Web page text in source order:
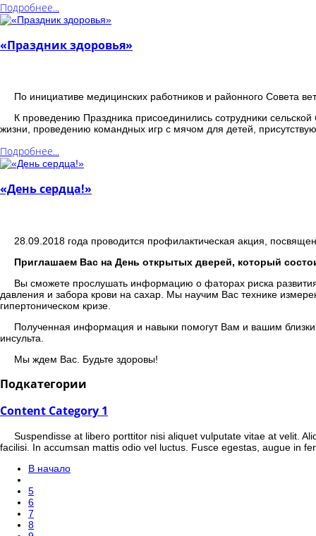
Подробнее...
«Праздник здоровья»
По инициативе медицинских работников и районного Совета
К проведению Праздника присоединились сотрудники
жизни, проведению командных игр с мячом для детей,
Подробнее...
«День сердца!»
28.09.2018 года проводится профилактическая акция,
Приглашаем Вас на День открытых дверей, который
Вы сможете прослушать информацию о фаторах риска
давления и забора крови на сахар. Мы научим Вас технике
гипертоническом кризе.
Полученная информация и навыки помогут Вам и вашим
инсульта.
Мы ждем Вас. Будьте здоровы!
Подкатегории
Content Category 1
Suspendisse at libero porttitor nisi aliquet vulputate vitae at velit.
facilisi. In accumsan mattis odio vel luctus. Fusce egestas, augue in
В начало
5
6
7
8